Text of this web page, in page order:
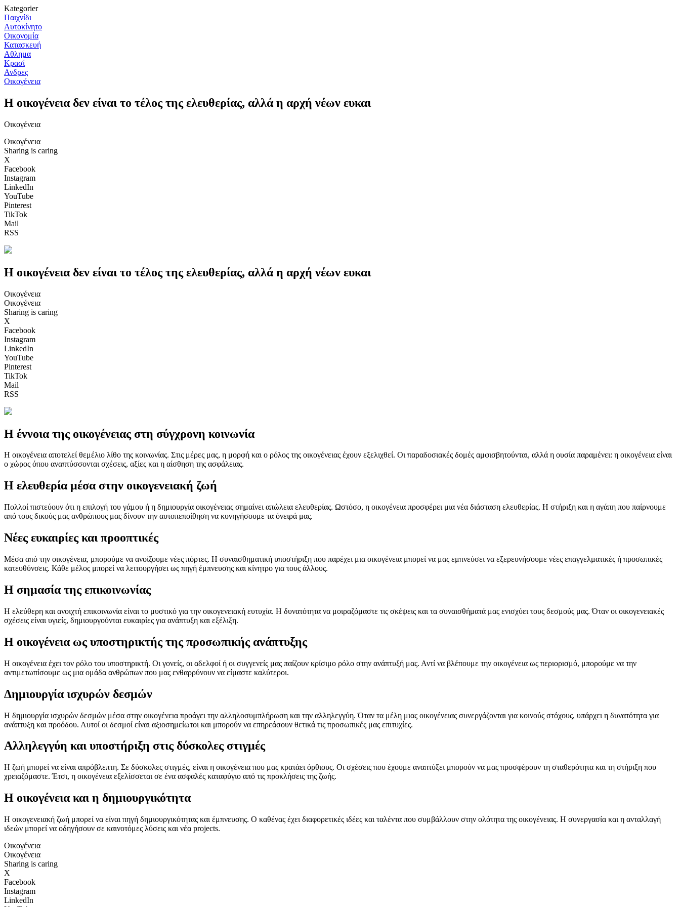
Kategorier
Παιχνίδι
Αυτοκίνητο
Οικονομία
Κατασκευή
Αθλημα
Κρασί
Ανδρες
Οικογένεια
Η οικογένεια δεν είναι το τέλος της ελευθερίας, αλλά η αρχή νέων ευκαι
Οικογένεια
Οικογένεια
Sharing is caring
X
Facebook
Instagram
LinkedIn
YouTube
Pinterest
TikTok
Mail
RSS
Η οικογένεια δεν είναι το τέλος της ελευθερίας, αλλά η αρχή νέων ευκαι
Οικογένεια
Οικογένεια
Sharing is caring
X
Facebook
Instagram
LinkedIn
YouTube
Pinterest
TikTok
Mail
RSS
Η έννοια της οικογένειας στη σύγχρονη κοινωνία
Η οικογένεια αποτελεί θεμέλιο λίθο της κοινωνίας. Στις μέρες μας, η μορφή και ο ρόλος της οικογένειας έχουν εξελιχθεί. Οι παραδοσιακές δομές αμφισβητούνται, αλλά η ουσία παραμένει: η οικογένεια είναι
ο χώρος όπου αναπτύσσονται σχέσεις, αξίες και η αίσθηση της ασφάλειας.
Η ελευθερία μέσα στην οικογενειακή ζωή
Πολλοί πιστεύουν ότι η επιλογή του γάμου ή η δημιουργία οικογένειας σημαίνει απώλεια ελευθερίας. Ωστόσο, η οικογένεια προσφέρει μια νέα διάσταση ελευθερίας. Η στήριξη και η αγάπη που παίρνουμε
από τους δικούς μας ανθρώπους μας δίνουν την αυτοπεποίθηση να κυνηγήσουμε τα όνειρά μας.
Νέες ευκαιρίες και προοπτικές
Μέσα από την οικογένεια, μπορούμε να ανοίξουμε νέες πόρτες. Η συναισθηματική υποστήριξη που παρέχει μια οικογένεια μπορεί να μας εμπνεύσει να εξερευνήσουμε νέες επαγγελματικές ή προσωπικές
κατευθύνσεις. Κάθε μέλος μπορεί να λειτουργήσει ως πηγή έμπνευσης και κίνητρο για τους άλλους.
Η σημασία της επικοινωνίας
Η ελεύθερη και ανοιχτή επικοινωνία είναι το μυστικό για την οικογενειακή ευτυχία. Η δυνατότητα να μοιραζόμαστε τις σκέψεις και τα συναισθήματά μας ενισχύει τους δεσμούς μας. Όταν οι οικογενειακές
σχέσεις είναι υγιείς, δημιουργούνται ευκαιρίες για ανάπτυξη και εξέλιξη.
Η οικογένεια ως υποστηρικτής της προσωπικής ανάπτυξης
Η οικογένεια έχει τον ρόλο του υποστηρικτή. Οι γονείς, οι αδελφοί ή οι συγγενείς μας παίζουν κρίσιμο ρόλο στην ανάπτυξή μας. Αντί να βλέπουμε την οικογένεια ως περιορισμό, μπορούμε να την
αντιμετωπίσουμε ως μια ομάδα ανθρώπων που μας ενθαρρύνουν να είμαστε καλύτεροι.
Δημιουργία ισχυρών δεσμών
Η δημιουργία ισχυρών δεσμών μέσα στην οικογένεια προάγει την αλληλοσυμπλήρωση και την αλληλεγγύη. Όταν τα μέλη μιας οικογένειας συνεργάζονται για κοινούς στόχους, υπάρχει η δυνατότητα για
ανάπτυξη και προόδου. Αυτοί οι δεσμοί είναι αξιοσημείωτοι και μπορούν να επηρεάσουν θετικά τις προσωπικές μας επιτυχίες.
Αλληλεγγύη και υποστήριξη στις δύσκολες στιγμές
Η ζωή μπορεί να είναι απρόβλεπτη. Σε δύσκολες στιγμές, είναι η οικογένεια που μας κρατάει όρθιους. Οι σχέσεις που έχουμε αναπτύξει μπορούν να μας προσφέρουν τη σταθερότητα και τη στήριξη που
χρειαζόμαστε. Έτσι, η οικογένεια εξελίσσεται σε ένα ασφαλές καταφύγιο από τις προκλήσεις της ζωής.
Η οικογένεια και η δημιουργικότητα
Η οικογενειακή ζωή μπορεί να είναι πηγή δημιουργικότητας και έμπνευσης. Ο καθένας έχει διαφορετικές ιδέες και ταλέντα που συμβάλλουν στην ολότητα της οικογένειας. Η συνεργασία και η ανταλλαγή
ιδεών μπορεί να οδηγήσουν σε καινοτόμες λύσεις και νέα projects.
Οικογένεια
Οικογένεια
Sharing is caring
X
Facebook
Instagram
LinkedIn